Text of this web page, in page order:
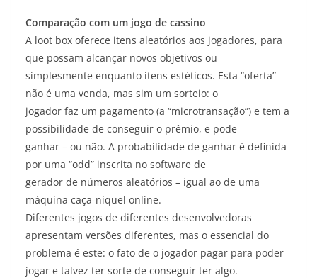
Comparação com um jogo de cassino
A loot box oferece itens aleatórios aos jogadores, para
que possam alcançar novos objetivos ou
simplesmente enquanto itens estéticos. Esta “oferta”
não é uma venda, mas sim um sorteio: o
jogador faz um pagamento (a “microtransação”) e tem a
possibilidade de conseguir o prêmio, e pode
ganhar – ou não. A probabilidade de ganhar é definida
por uma “odd” inscrita no software de
gerador de números aleatórios – igual ao de uma
máquina caça-níquel online.
Diferentes jogos de diferentes desenvolvedoras
apresentam versões diferentes, mas o essencial do
problema é este: o fato de o jogador pagar para poder
jogar e talvez ter sorte de conseguir ter algo.